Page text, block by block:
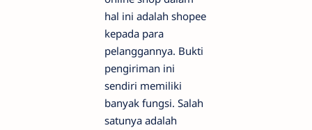
hal ini adalah shopee
kepada para
pelanggannya. Bukti
pengiriman ini
sendiri memiliki
banyak fungsi. Salah
satunya adalah